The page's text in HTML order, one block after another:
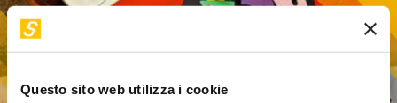
Questo sito web utilizza i cookie